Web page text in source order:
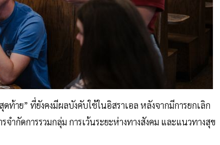
ท้าย” ที่ยังคงมีผลบังคับใช้ในอิสราเอล หลังจากมีการยกเลิก
กัดการรวมกลุ่ม การเว้นระยะห่างทางสังคม และแนวทางสุข